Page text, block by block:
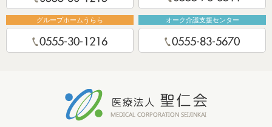
グループホームうらら オーク介護支援センター